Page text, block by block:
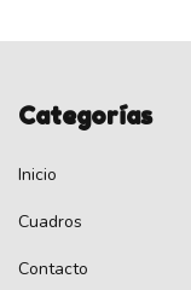
Categorías
Inicio
Cuadros
Contacto